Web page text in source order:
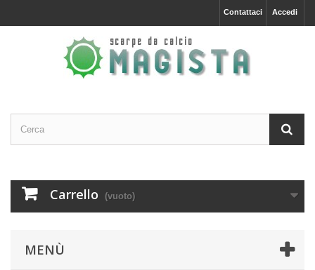
Accedi
Contattaci
Carrello (vuoto)
MENÙ